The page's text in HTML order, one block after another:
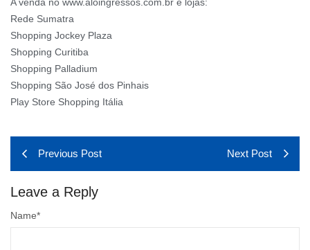
Rede Sumatra
Shopping Jockey Plaza
Shopping Curitiba
Shopping Palladium
Shopping São José dos Pinhais
Play Store Shopping Itália
Previous Post Next Post
Leave a Reply
Name*